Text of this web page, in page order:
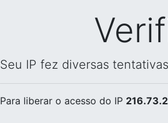
Seu IP fez diversas
Para liberar o acesso do IP